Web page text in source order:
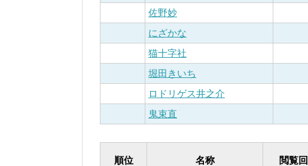
佐野妙
にざかな
猫十字社
堀田きいち
ロドリゲス井之介
鬼束直
順位 名称 閲覧